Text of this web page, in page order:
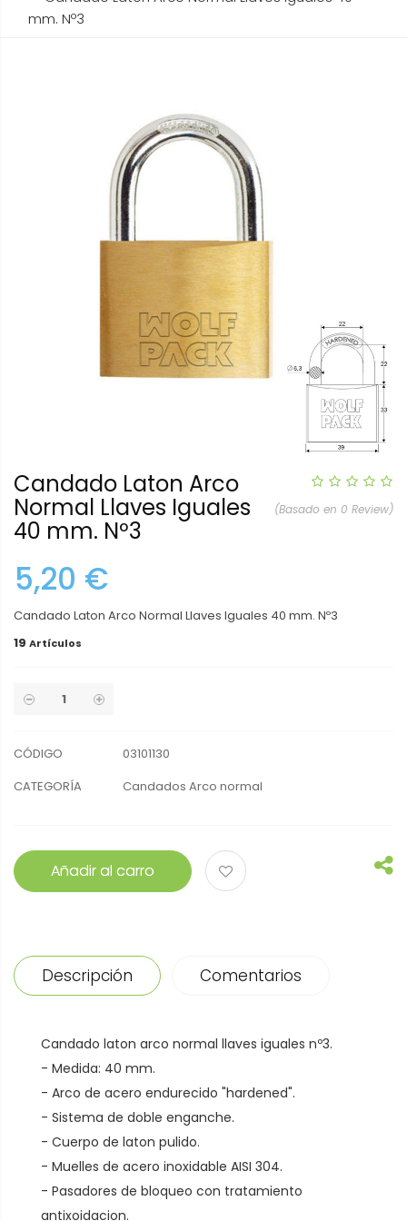
mm. Nº3
(Basado en 0 Review)
Candado Laton Arco
Normal Llaves Iguales
40 mm. Nº3
5,20 €
Candado Laton Arco Normal Llaves Iguales 40 mm. Nº3
19 Artículos
CÓDIGO
03101130
CATEGORÍA
Candados Arco normal
Añadir al carro
Descripción Comentarios
Candado laton arco normal llaves iguales nº3.
- Medida: 40 mm.
- Arco de acero endurecido "hardened".
- Sistema de doble enganche.
- Cuerpo de laton pulido.
- Muelles de acero inoxidable AISI 304.
- Pasadores de bloqueo con tratamiento
antixoidacion.